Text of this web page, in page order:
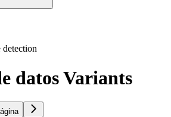
detection
datos Variants